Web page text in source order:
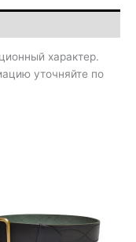
характер.
уточняйте по